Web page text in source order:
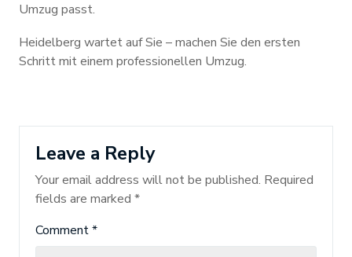
Umzug passt.
Heidelberg wartet auf Sie – machen Sie den ersten
Schritt mit einem professionellen Umzug.
Leave a Reply
Your email address will not be published. Required
fields are marked *
Comment*